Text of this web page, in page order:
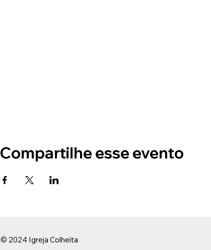
Compartilhe esse evento
© 2024 Igreja Colheita